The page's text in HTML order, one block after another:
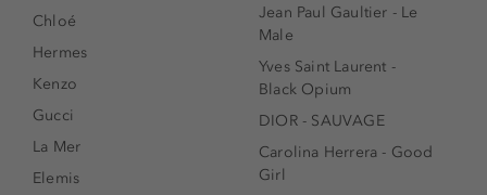
Chloé
Hermes
Kenzo
Gucci
La Mer
Elemis
Jean Paul Gaultier - Le
Male
Yves Saint Laurent -
Black Opium
DIOR - SAUVAGE
Carolina Herrera - Good
Girl